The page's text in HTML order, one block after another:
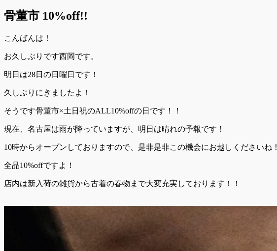
骨董市 10%off!!
こんばんは！
お久しぶりです西岡です。
明日は28日の日曜日です！
久しぶりにきましたよ！
そうです骨董市×土日祝のALL10%offの日です！！
現在、名古屋は雨が降っていますが、明日は晴れの予報です！
10時からオープンしておりますので、是非是非この機会にお越しくださいね！
全品10%offですよ！
店内は新入荷の雑貨から古着の春物まで大変充実しております！！